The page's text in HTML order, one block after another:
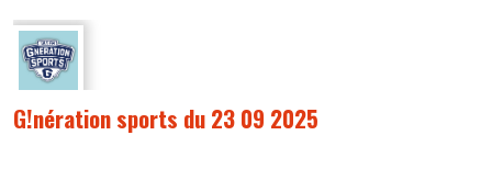
G!nération sports du 23 09 2025